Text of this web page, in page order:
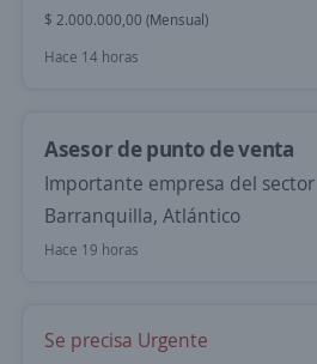
$ 2.000.000,00 (Mensual)
Hace 14 horas
Asesor de punto de venta
Importante empresa del sector
Barranquilla, Atlántico
Hace 19 horas
Se precisa Urgente